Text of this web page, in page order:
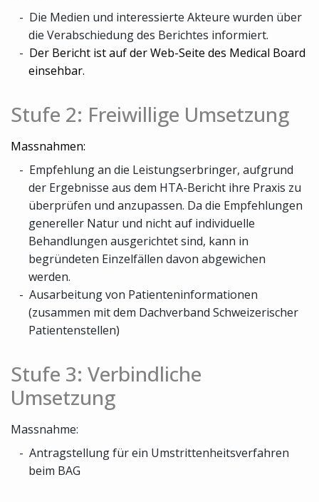
Die Medien und interessierte Akteure wurden über
die Verabschiedung des Berichtes informiert.
Der Bericht ist auf der Web-Seite des Medical Board
einsehbar.
Stufe 2: Freiwillige Umsetzung
Massnahmen:
Empfehlung an die Leistungserbringer, aufgrund
der Ergebnisse aus dem HTA-Bericht ihre Praxis zu
überprüfen und anzupassen. Da die Empfehlungen
genereller Natur und nicht auf individuelle
Behandlungen ausgerichtet sind, kann in
begründeten Einzelfällen davon abgewichen
werden.
Ausarbeitung von Patienteninformationen
(zusammen mit dem Dachverband Schweizerischer
Patientenstellen)
Stufe 3: Verbindliche
Umsetzung
Massnahme:
Antragstellung für ein Umstrittenheitsverfahren
beim BAG